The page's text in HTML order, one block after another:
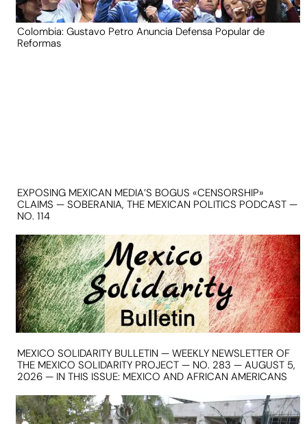
Colombia: Gustavo Petro Anuncia Defensa Popular de
Reformas
EXPOSING MEXICAN MEDIA’S BOGUS «CENSORSHIP»
CLAIMS — SOBERANIA, THE MEXICAN POLITICS PODCAST —
NO. 114
MEXICO SOLIDARITY BULLETIN — WEEKLY NEWSLETTER OF
THE MEXICO SOLIDARITY PROJECT — NO. 283 — AUGUST 5,
2026 — IN THIS ISSUE: MEXICO AND AFRICAN AMERICANS